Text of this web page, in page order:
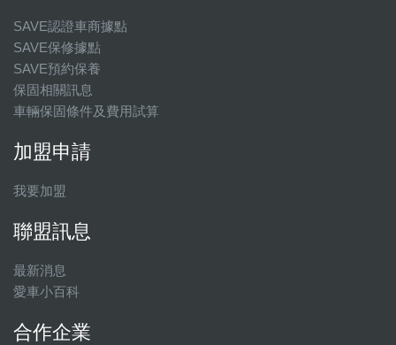
SAVE認證車商據點
SAVE保修據點
SAVE預約保養
保固相關訊息
車輛保固條件及費用試算
加盟申請
我要加盟
聯盟訊息
最新消息
愛車小百科
合作企業